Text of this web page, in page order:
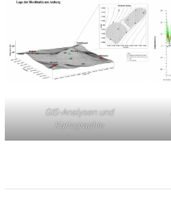
GIS-Analysen und
Kartographie